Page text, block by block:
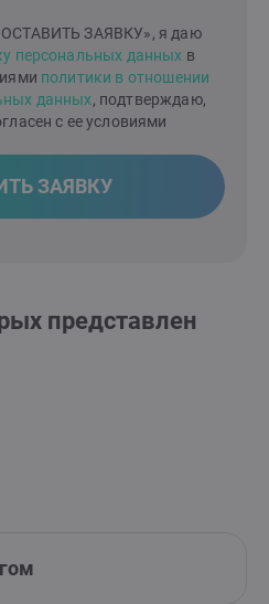
ЗАЯВКУ», я даю
персональных данных в
политики в отношении
данных, подтверждаю,
с ее условиями
ЗАЯВКУ
представлен